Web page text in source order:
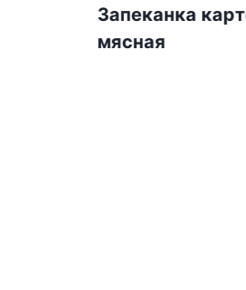
Запеканка
мясная